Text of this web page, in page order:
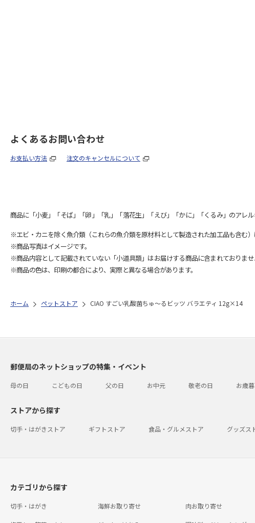
よくあるお問い合わせ
お支払い方法 注文のキャンセルについて
商品に「小麦」「そば」「卵」「乳」「落花生」「えび」「かに」「くるみ」のアレ
※エビ・カニを除く魚介類（これらの魚介類を原材料として製造された加工品も含む
※商品写真はイメージです。
※商品内容として記載されていない「小道具類」はお届けする商品に含まれておりませ
※商品の色は、印刷の都合により、実際と異なる場合があります。
ホーム ペットストア CIAO すごい乳酸菌ちゅ～るビッツ バラエティ 12g×14
郵便局のネットショップの特集・イベント
母の日 こどもの日 父の日 お中元 敬老の日 お歳暮
ストアから探す
切手・はがきストア ギフトストア 食品・グルメストア グッズス
カテゴリから探す
切手・はがき 海鮮お取り寄せ 肉お取り寄せ